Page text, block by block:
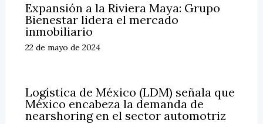
Expansión a la Riviera Maya: Grupo
Bienestar lidera el mercado
inmobiliario
22 de mayo de 2024
Logística de México (LDM) señala que
México encabeza la demanda de
nearshoring en el sector automotriz